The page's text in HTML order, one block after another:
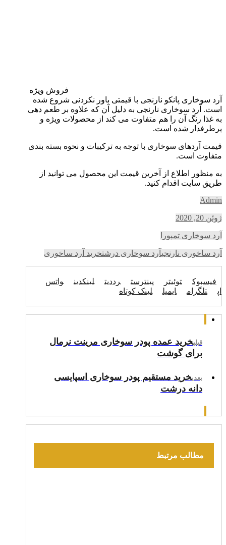
فروش ویژه
آرد سوخاری پانکو نارنجی با قیمتی باور نکردنی شروع شده
است. آرد سوخاری نارنجی به دلیل آن که علاوه بر طعم دهی
به غذا رنگ آن را هم متفاوت می کند از محصولات ویژه و
پرطرفدار شده است.
قیمت آردهای سوخاری با توجه به ترکیبات و نحوه بسته بندی
متفاوت است.
به منظور اطلاع از آخرین قیمت این محصول می توانید از
طریق سایت اقدام کنید.
Admin
ژوئن 20, 2020
آرد سوخاری تمپورا
آرد ساخوری نارنجیآرد سوخاری درشتخرید آرد ساخوری
فیسبوک توئیتر پینترست رددیت لینکدین
واتس
اپ
تلگرام ایمیل لینک کوتاه
قبلیخرید عمده پودر سوخاری مرینت نرمال
برای گوشت
بعدیخرید مستقیم پودر سوخاری اسپایسی
دانه درشت
مطالب مرتبط